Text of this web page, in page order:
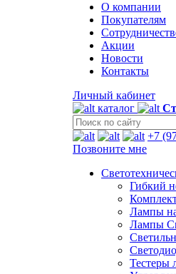
О компании
Покупателям
Акции
Новости
Контакты
Личный кабинет
каталог
+7
Позвоните мне
Гибкий
Лампы
Лампы
Тестеры